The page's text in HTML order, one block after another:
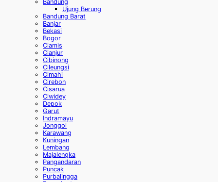
Bandung
Ujung Berung
Bandung Barat
Banjar
Bekasi
Bogor
Ciamis
Cianjur
Cibinong
Cileungsi
Cimahi
Cirebon
Cisarua
Ciwidey
Depok
Garut
Indramayu
Jonggol
Karawang
Kuningan
Lembang
Majalengka
Pangandaran
Puncak
Purbalingga